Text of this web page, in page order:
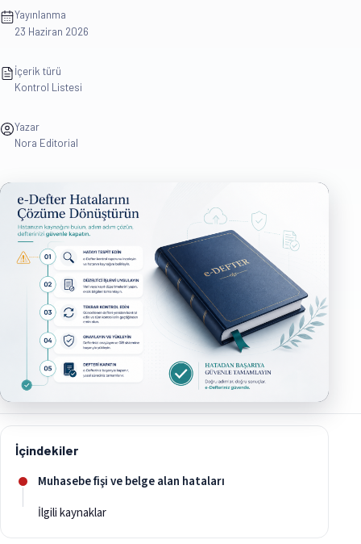
Yayınlanma
23 Haziran 2026
İçerik türü
Kontrol Listesi
Yazar
Nora Editorial
İçindekiler
Muhasebe fişi ve belge alan hataları
İlgili kaynaklar